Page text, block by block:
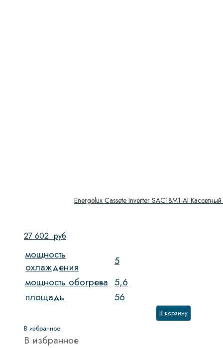
Energolux Cassete Inverter SAC18M1-AI
27 602 руб
мощность
охлаждения
5
мощность обогрева 5,6
площадь
56
В корзину
В избранное
В избранное